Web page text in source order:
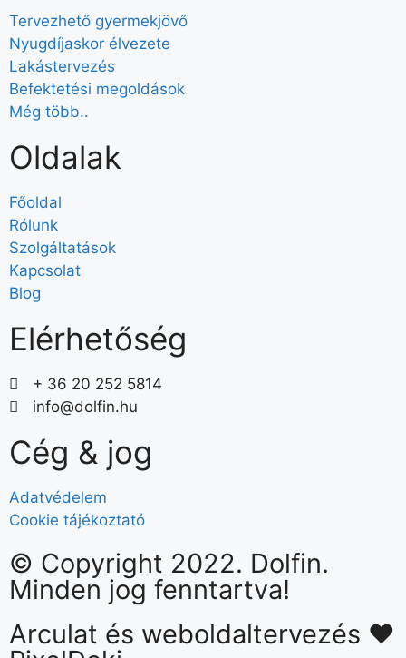
Tervezhető gyermekjövő
Nyugdíjaskor élvezete
Lakástervezés
Befektetési megoldások
Még több..
Oldalak
Főoldal
Rólunk
Szolgáltatások
Kapcsolat
Blog
Elérhetőség
+ 36 20 252 5814
info@dolfin.hu
Cég & jog
Adatvédelem
Cookie tájékoztató
© Copyright 2022. Dolfin.
Minden jog fenntartva!
Arculat és weboldaltervezés ❤